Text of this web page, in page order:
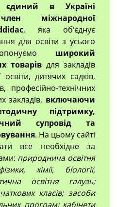
єдиний в Україні
міжнародної
, яка об'єднує
для освіти з усього
широкий
товарів для закладів
дитячих садків,
професійно-технічних
закладів, включаючи
підтримку,
супровід та
. На цьому сайті
все необхідне за
природнича освітня
хімії, біології,
освітня галузь;
класів; засоби
програм; кабінети